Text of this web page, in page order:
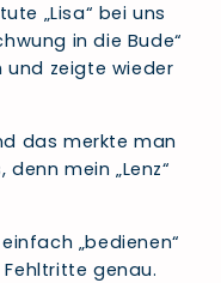
„Lisa“ bei uns
in die Bude“
und zeigte wieder
das merkte man
mein „Lenz“
„bedienen“
genau.